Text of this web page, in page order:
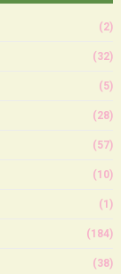
(2)
(32)
(5)
(28)
(57)
(10)
(1)
(184)
(38)